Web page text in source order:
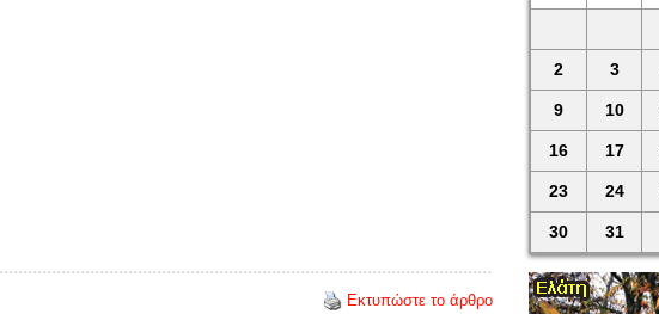
Εκτυπώστε το άρθρο
2 3
9 10
16 17
23 24
30 31